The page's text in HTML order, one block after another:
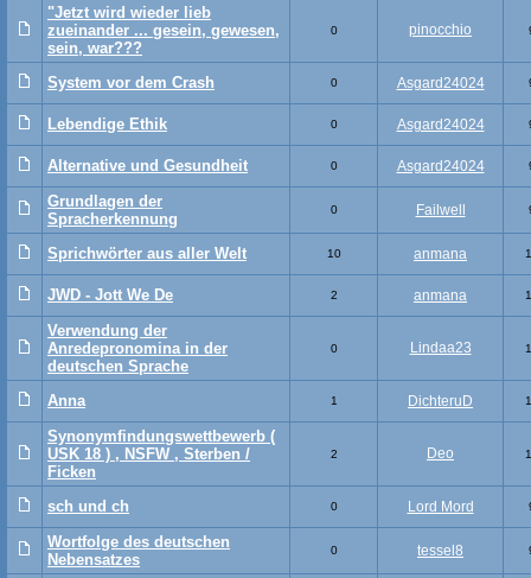
"Jetzt wird wieder lieb
zueinander ... gesein, gewesen,
sein, war???
0 pinocchio
System vor dem Crash 0 Asgard24024
Lebendige Ethik 0 Asgard24024
Alternative und Gesundheit 0 Asgard24024
Grundlagen der
Spracherkennung
0 Failwell
Sprichwörter aus aller Welt 10 anmana
JWD - Jott We De 2 anmana
Verwendung der
Anredepronomina in der
deutschen Sprache
0 Lindaa23
Anna 1 DichteruD
Synonymfindungswettbewerb (
USK 18 ) , NSFW , Sterben /
Ficken
2 Deo
sch und ch 0 Lord Mord
Wortfolge des deutschen
Nebensatzes
0 tessel8